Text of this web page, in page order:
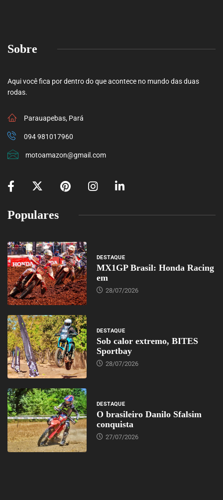
Sobre
Aqui você fica por dentro do que acontece no mundo das duas
rodas.
Parauapebas, Pará
094 981017960
motoamazon@gmail.com
Populares
DESTAQUE
MX1GP Brasil: Honda Racing
em
28/07/2026
DESTAQUE
Sob calor extremo, BITES
Sportbay
28/07/2026
DESTAQUE
O brasileiro Danilo Sfalsim
conquista
27/07/2026